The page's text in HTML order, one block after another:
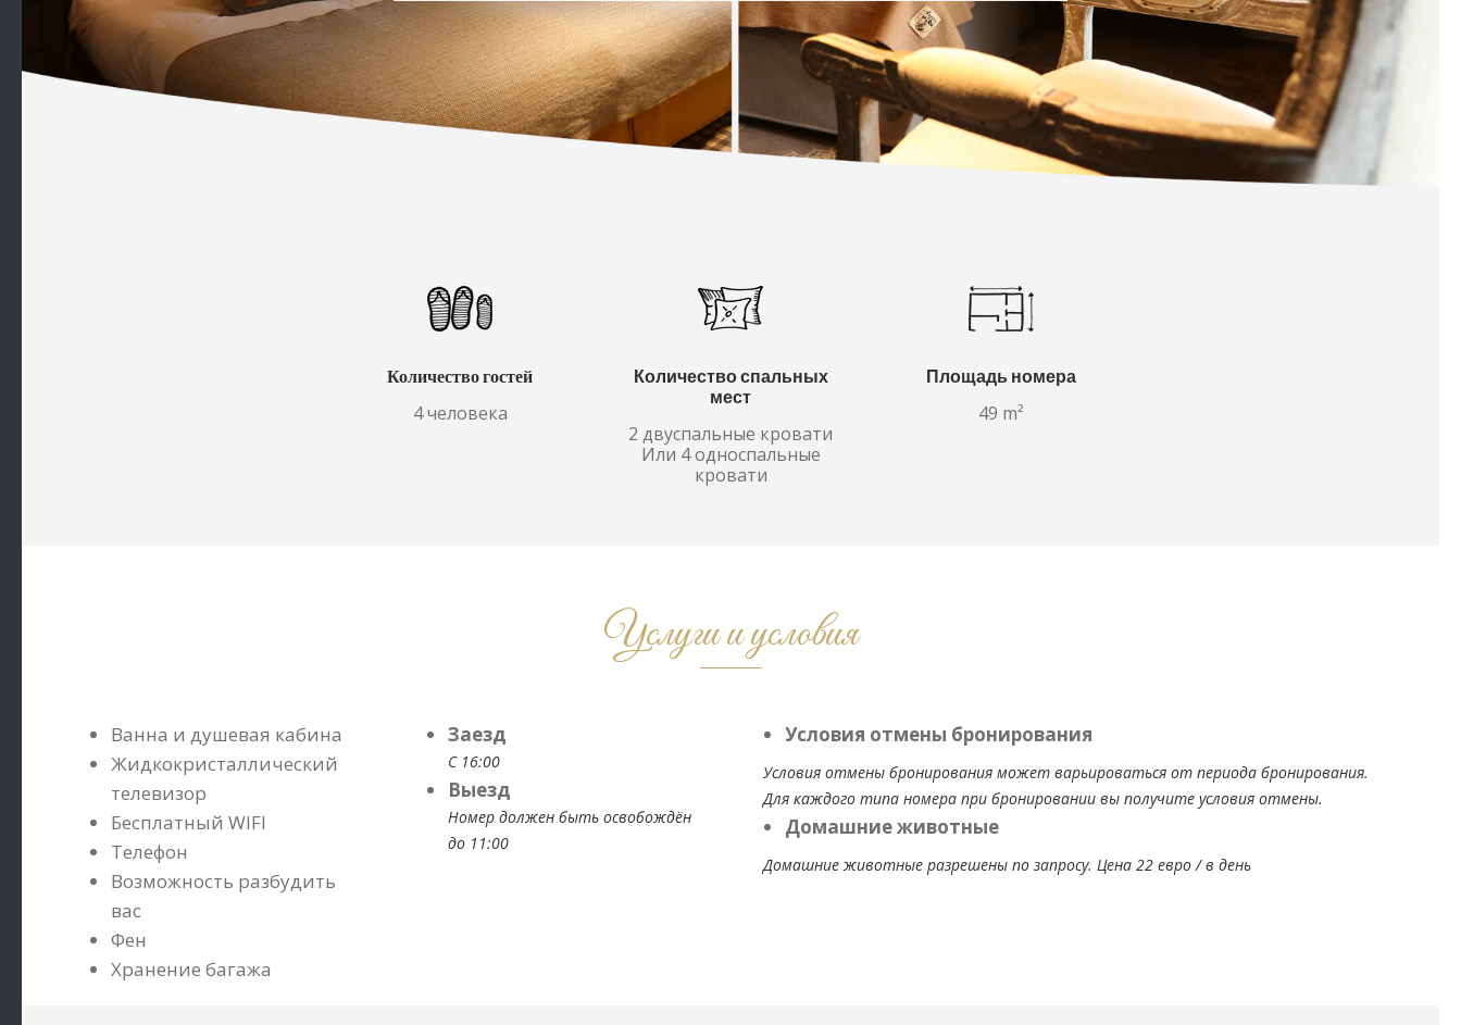
Количество гостей
4 человека
Количество спальных
мест
2 двуспальные кровати
Или 4 односпальные
кровати
Площадь номера
49 m²
Услуги и условия
Ванна и душевая кабина
Жидкокристаллический
телевизор
Бесплатный WIFI
Телефон
Возможность разбудить
вас
Фен
Хранение багажа
Заезд
С 16:00
Выезд
Номер должен быть освобождён
до 11:00
Условия отмены бронирования
Условия отмены бронирования может варьироваться от периода бронирования.
Для каждого типа номера при бронировании вы получите условия отмены.
Домашние животные
Домашние животные разрешены по запросу. Цена 22 евро / в день